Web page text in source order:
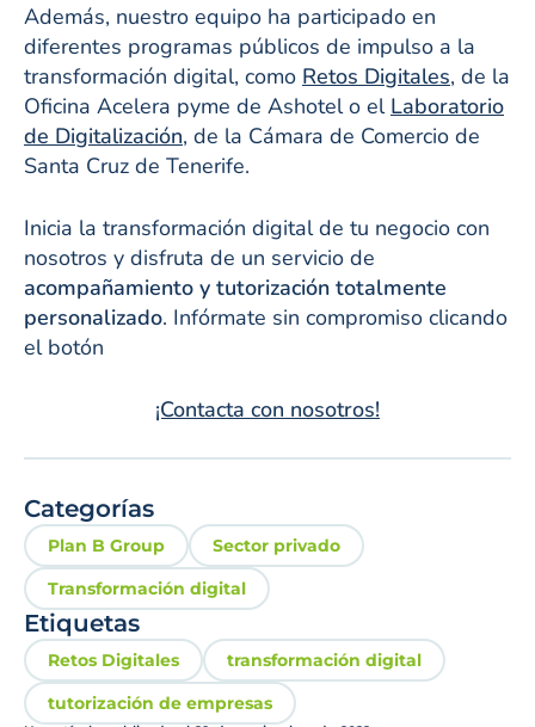
Además, nuestro equipo ha participado en
diferentes programas públicos de impulso a la
transformación digital, como Retos Digitales, de la
Oficina Acelera pyme de Ashotel o el Laboratorio
de Digitalización, de la Cámara de Comercio de
Santa Cruz de Tenerife.
Inicia la transformación digital de tu negocio con
nosotros y disfruta de un servicio de
acompañamiento y tutorización totalmente
personalizado. Infórmate sin compromiso clicando
el botón
¡Contacta con nosotros!
Categorías
Plan B Group
Sector privado
Transformación digital
Etiquetas
Retos Digitales
transformación digital
tutorización de empresas